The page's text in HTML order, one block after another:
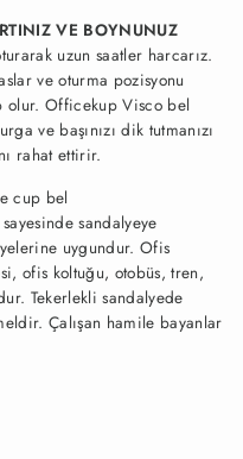
VE BOYNUNUZ
uzun saatler harcarız.
ve oturma pozisyonu
olur. Officekup Visco bel
ve başınızı dik tutmanızı
rahat ettirir.
cup bel
sandalyeye
uygundur. Ofis
ofis koltuğu, otobüs, tren,
Tekerlekli sandalyede
Çalışan hamile bayanlar